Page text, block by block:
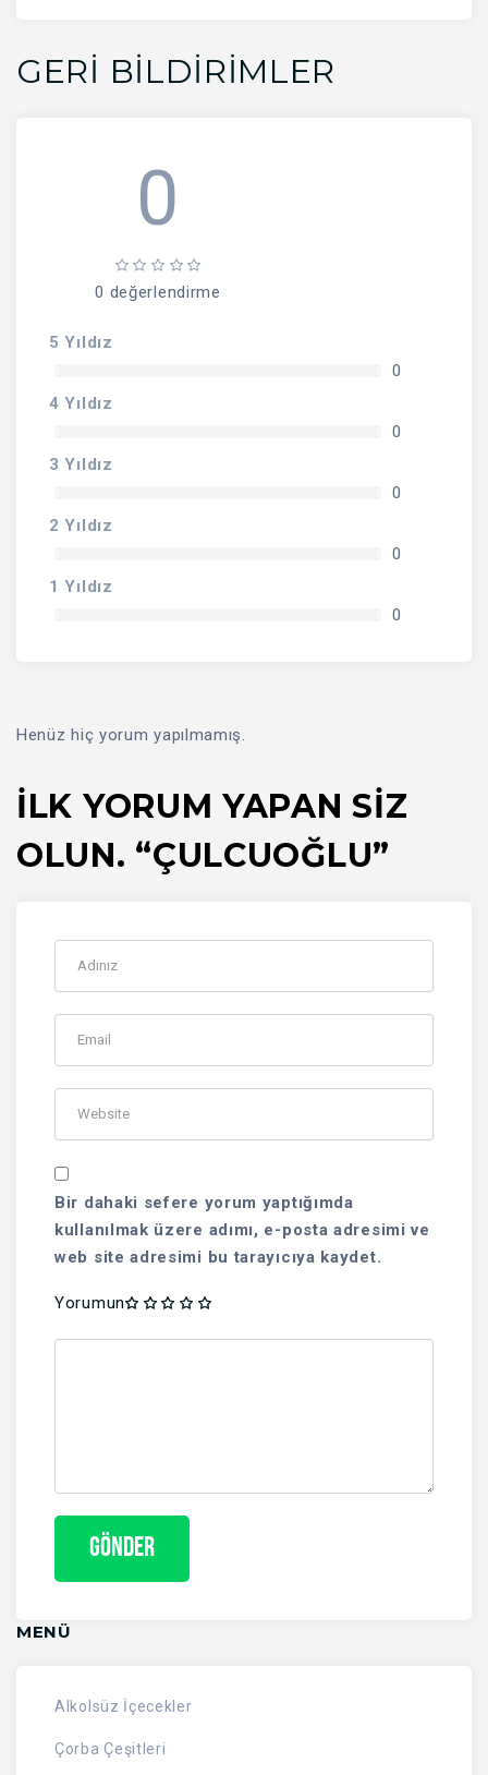
GERI BILDIRIMLER
0
0 değerlendirme
5 Yıldız
0
4 Yıldız
0
3 Yıldız
0
2 Yıldız
0
1 Yıldız
0
Henüz hiç yorum yapılmamış.
İLK YORUM YAPAN SIZ
OLUN. “ÇULCUOĞLU”
Bir dahaki sefere yorum yaptığımda
kullanılmak üzere adımı, e-posta adresimi ve
web site adresimi bu tarayıcıya kaydet.
Yorumun
MENÜ
Alkolsüz İçecekler
Çorba Çeşitleri